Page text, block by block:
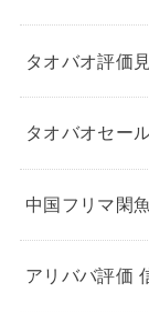
タオバオ評価
タオバオセー
中国フリマ閑
アリババ評価